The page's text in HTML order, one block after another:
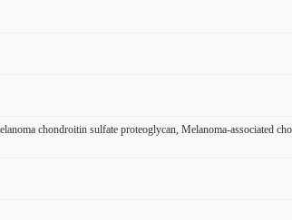
chondroitin sulfate proteoglycan, Melanoma-associated